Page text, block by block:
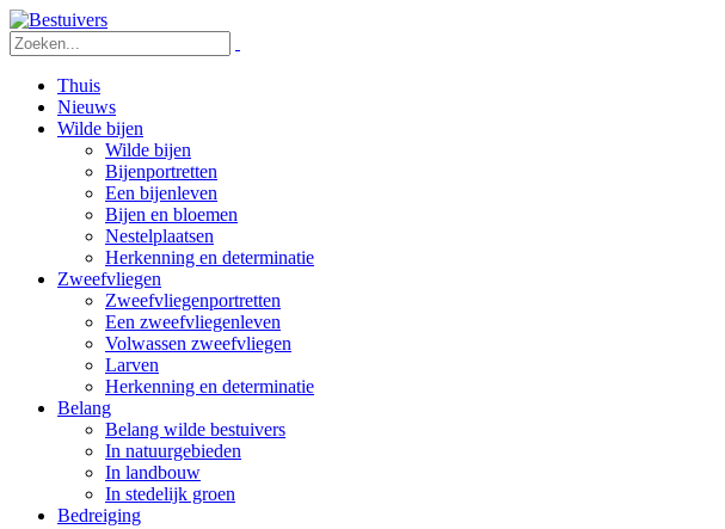
Thuis
Nieuws
Wilde bijen
Wilde bijen
Bijenportretten
Een bijenleven
Bijen en bloemen
Nestelplaatsen
Herkenning en determinatie
Zweefvliegen
Zweefvliegenportretten
Een zweefvliegenleven
Volwassen zweefvliegen
Larven
Herkenning en determinatie
Belang
Belang wilde bestuivers
In natuurgebieden
In landbouw
In stedelijk groen
Bedreiging